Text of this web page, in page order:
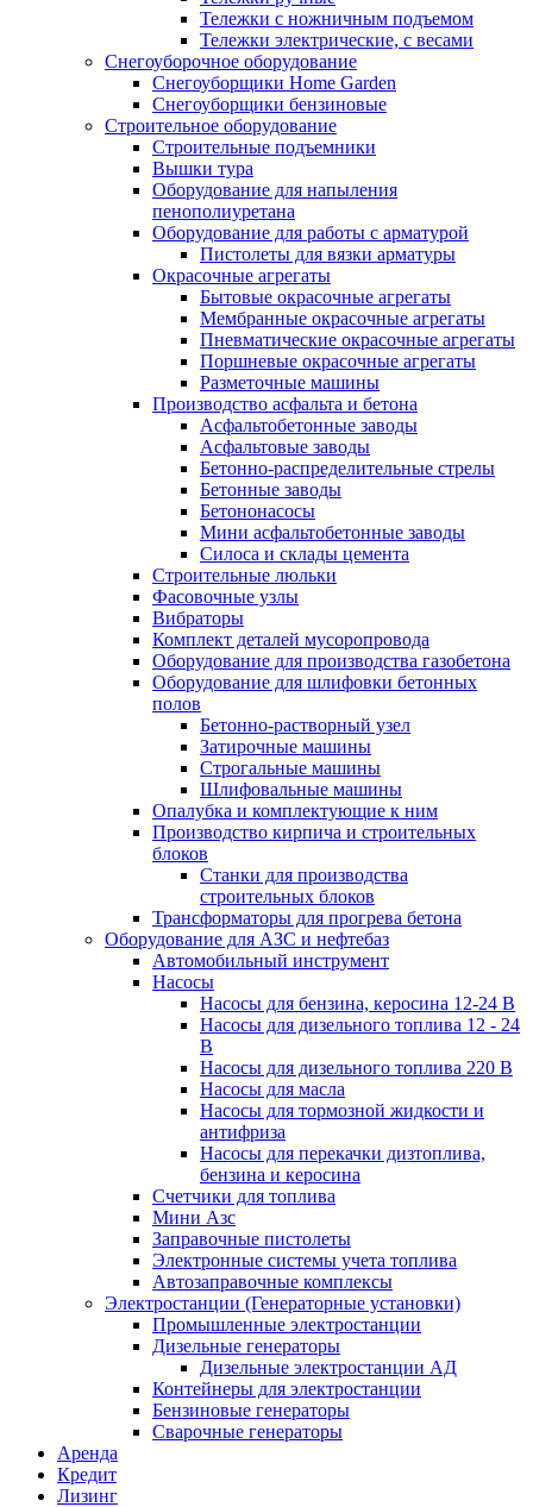
Тележки с ножничным подъемом
Тележки электрические, с весами
Снегоуборочное оборудование
Снегоуборщики Home Garden
Снегоуборщики бензиновые
Строительное оборудование
Cтроительные подъемники
Вышки тура
Оборудование для напыления
пенополиуретана
Оборудование для работы с арматурой
Пистолеты для вязки арматуры
Окрасочные агрегаты
Бытовые окрасочные агрегаты
Мембранные окрасочные агрегаты
Пневматические окрасочные агрегаты
Поршневые окрасочные агрегаты
Разметочные машины
Производство асфальта и бетона
Асфальтобетонные заводы
Асфальтовые заводы
Бетонно-распределительные стрелы
Бетонные заводы
Бетононасосы
Мини асфальтобетонные заводы
Силоса и склады цемента
Строительные люльки
Фасовочные узлы
Вибраторы
Комплект деталей мусоропровода
Оборудование для производства газобетона
Оборудование для шлифовки бетонных
полов
Бетонно-растворный узел
Затирочные машины
Строгальные машины
Шлифовальные машины
Опалубка и комплектующие к ним
Производство кирпича и строительных
блоков
Cтанки для производства
строительных блоков
Трансформаторы для прогрева бетона
Оборудование для АЗС и нефтебаз
Автомобильный инструмент
Насосы
Насосы для бензина, керосина 12-24 В
Насосы для дизельного топлива 12 - 24
В
Насосы для дизельного топлива 220 В
Насосы для масла
Насосы для тормозной жидкости и
антифриза
Насосы для перекачки дизтоплива,
бензина и керосина
Счетчики для топлива
Мини Азс
Заправочные пистолеты
Электронные системы учета топлива
Автозаправочные комплексы
Электростанции (Генераторные установки)
Промышленные электростанции
Дизельные генераторы
Дизельные электростанции АД
Контейнеры для электростанции
Бензиновые генераторы
Сварочные генераторы
Аренда
Кредит
Лизинг